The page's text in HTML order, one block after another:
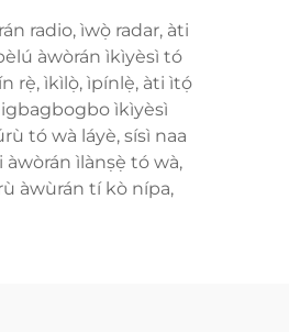
radio, ìwọ̀ radar, àti
àwòrán ìkìyèsì tó
rẹ̀, ìkìlọ̀, ìpínlẹ̀, àti ìtọ́
ìkìyèsì
tó wà láyè, sísì naa
ìlànṣẹ̀ tó wà,
àwùrán tí kò nípa,